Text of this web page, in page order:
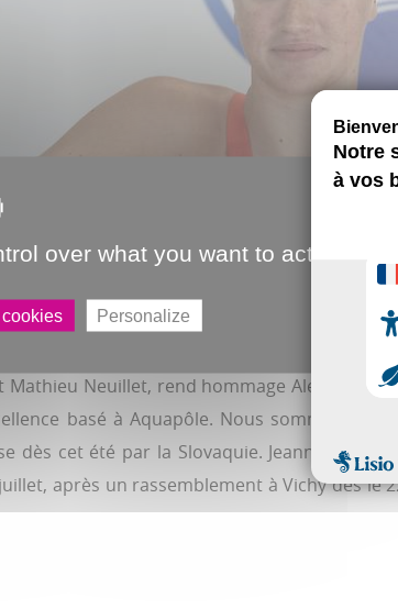
Neuillet, rend hommage Alexandre
basé à Aquapôle. Nous sommes dans
dès cet été par la Slovaquie. Jeanne
après un rassemblement à Vichy dès le
over what you want to activate
Personalize